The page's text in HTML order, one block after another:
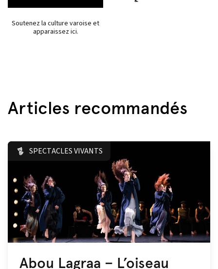
Soutenez la culture varoise et
apparaissez ici.
Articles recommandés
SPECTACLES VIVANTS
Abou Lagraa – L’oiseau